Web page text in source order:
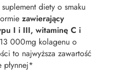
diety o smaku
zawierający
I i III, witaminę C i
000mg kolagenu o
to najwyższa zawartość
płynnej*